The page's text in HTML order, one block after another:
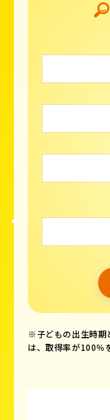
※子どもの出生時期
は、取得率が100％